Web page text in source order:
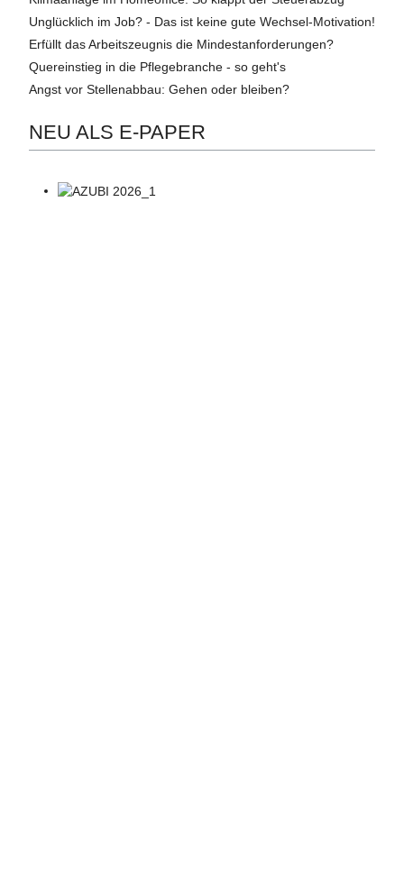
Unglücklich im Job? - Das ist keine gute Wechsel-Motivation!
Erfüllt das Arbeitszeugnis die Mindestanforderungen?
Quereinstieg in die Pflegebranche - so geht's
Angst vor Stellenabbau: Gehen oder bleiben?
NEU ALS E-PAPER